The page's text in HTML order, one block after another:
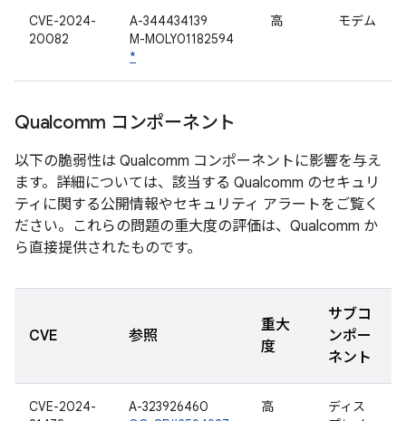
CVE-2024-
20082
A-344434139
M-MOLY01182594
*
高 モデム
Qualcomm コンポーネント
以下の脆弱性は Qualcomm コンポーネントに影響を与え
ます。詳細については、該当する Qualcomm のセキュリ
ティに関する公開情報やセキュリティ アラートをご覧く
ださい。これらの問題の重大度の評価は、Qualcomm か
ら直接提供されたものです。
CVE 参照
重大
度
サブコ
ンポー
ネント
CVE-2024-
A-323926460
高
ディス